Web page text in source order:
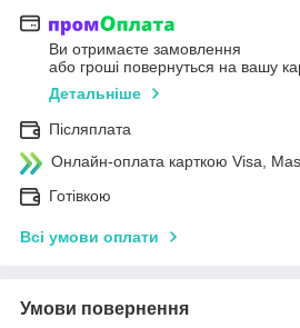
Ви отримаєте замовлення
або гроші повернуться на вашу
Детальніше
Післяплата
Онлайн-оплата карткою Visa,
Готівкою
Всі умови оплати
Умови повернення